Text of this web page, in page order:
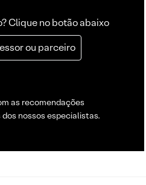
Clique no botão abaixo
ou parceiro
as recomendações
nossos especialistas.